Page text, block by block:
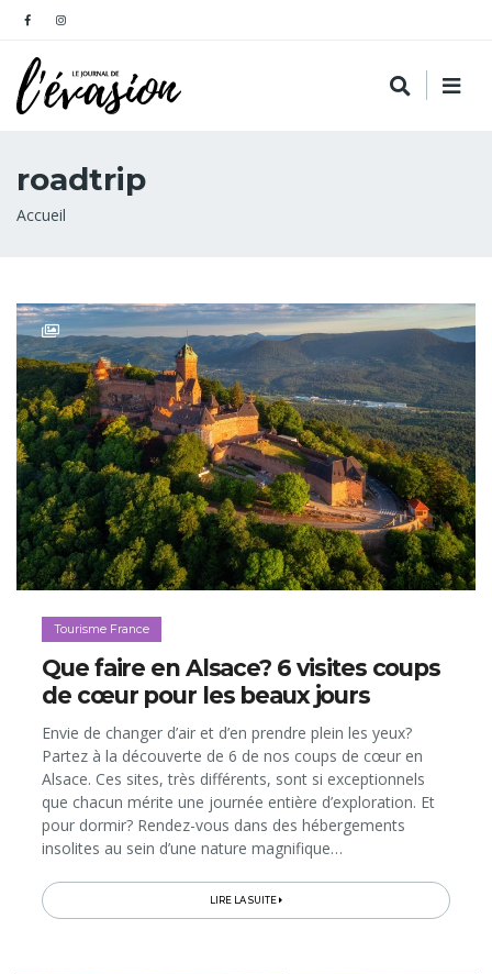
roadtrip
Fil
Accueil
Tourisme France
Que faire en Alsace? 6 visites coups
de cœur pour les beaux jours
Envie de changer d’air et d’en prendre plein les yeux?
Partez à la découverte de 6 de nos coups de cœur en
Alsace. Ces sites, très différents, sont si exceptionnels
que chacun mérite une journée entière d’exploration. Et
pour dormir? Rendez-vous dans des hébergements
insolites au sein d’une nature magnifique…
LIRE LA SUITE